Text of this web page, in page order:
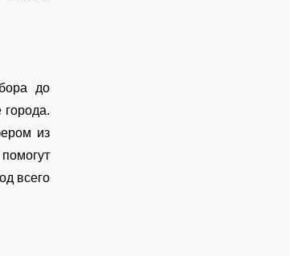
до
из
всего